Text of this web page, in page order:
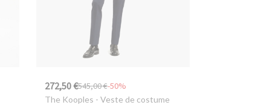
272,50 €545,00 €-50%
The Kooples - Veste de costume